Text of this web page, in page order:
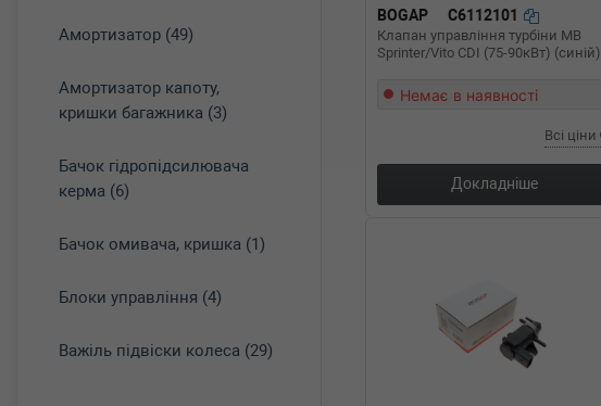
Амортизатор (49)
Амортизатор капоту,
кришки багажника (3)
Бачок гідропідсилювача
керма (6)
Бачок омивача, кришка (1)
Блоки управління (4)
Важіль підвіски колеса (29)
BOGAP C6112101
Клапан управління турбіни MB
Sprinter/Vito CDI (75-90кВт) (синій)
Немає в наявності
Всі ціни
Докладніше